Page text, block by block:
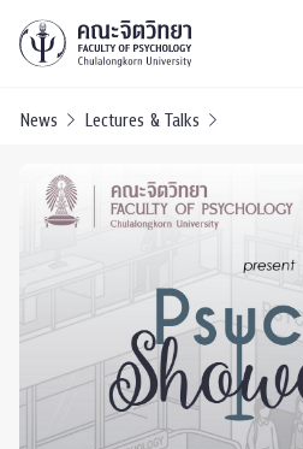
News Lectures & Talks